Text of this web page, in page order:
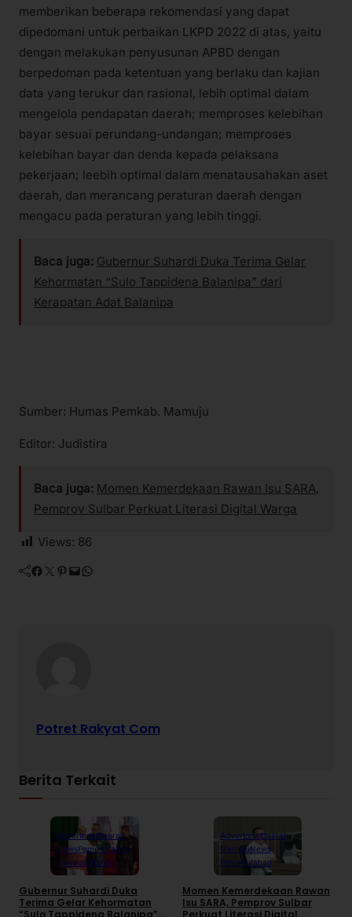
memberikan beberapa rekomendasi yang dapat
dipedomani untuk perbaikan LKPD 2022 di atas, yaitu
dengan melakukan penyusunan APBD dengan
berpedoman pada ketentuan yang berlaku dan kajian
data yang terukur dan rasional, lebih optimal dalam
mengelola pendapatan daerah; memproses kelebihan
bayar sesuai perundang-undangan; memproses
kelebihan bayar dan denda kepada pelaksana
pekerjaan; leebih optimal dalam menatausahakan aset
daerah, dan merancang peraturan daerah dengan
mengacu pada peraturan yang lebih tinggi.
Baca juga: Gubernur Suhardi Duka Terima Gelar
Kehormatan “Sulo Tappidena Balanipa” dari
Kerapatan Adat Balanipa
Sumber: Humas Pemkab. Mamuju
Editor: Judistira
Baca juga: Momen Kemerdekaan Rawan Isu SARA,
Pemprov Sulbar Perkuat Literasi Digital Warga
Views: 86
Facebook Twitter Pinterest Mail WhatsApp
Potret Rakyat Com
Berita Terkait
AdvertorialDaerah
NewsPemerintahan
Polewali Mandar
Gubernur Suhardi Duka
Terima Gelar Kehormatan
“Sulo Tappidena Balanipa”
AdvertorialDaerah
MamujuNews
Pemerintahan
Momen Kemerdekaan Rawan
Isu SARA, Pemprov Sulbar
Perkuat Literasi Digital